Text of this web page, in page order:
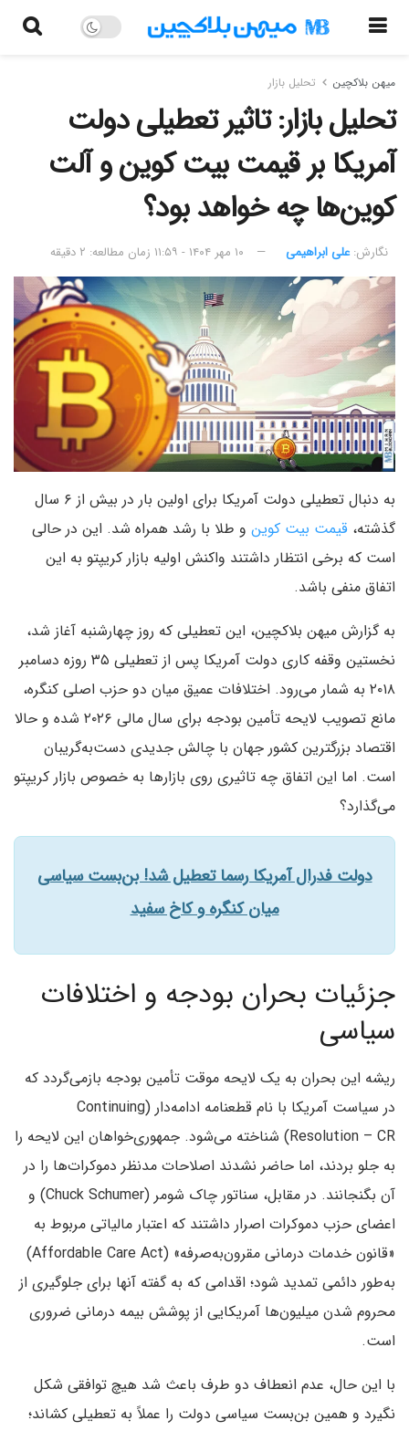
میهن بلاکچین تحلیل بازار
تحلیل بازار: تاثیر تعطیلی دولت
آمریکا بر قیمت بیت کوین و آلت
کوین‌ها چه خواهد بود؟
نگارش:‌ علی ابراهیمی ۱۰ مهر ۱۴۰۴ - ۱۱:۵۹ زمان مطالعه: ۲ دقیقه
به دنبال تعطیلی دولت آمریکا برای اولین بار در بیش از ۶ سال
گذشته، قیمت بیت کوین و طلا با رشد همراه شد. این در حالی
است که برخی انتظار داشتند واکنش اولیه بازار کریپتو به این
اتفاق منفی باشد.
به گزارش میهن بلاکچین، این تعطیلی که روز چهارشنبه آغاز شد،
نخستین وقفه کاری دولت آمریکا پس از تعطیلی ۳۵ روزه دسامبر
۲۰۱۸ به شمار می‌رود. اختلافات عمیق میان دو حزب اصلی کنگره،
مانع تصویب لایحه تأمین بودجه برای سال مالی ۲۰۲۶ شده و حالا
اقتصاد بزرگترین کشور جهان با چالش جدیدی دست‌به‌گریبان
است. اما این اتفاق چه تاثیری روی بازارها به خصوص بازار کریپتو
می‌گذارد؟
دولت فدرال آمریکا رسما تعطیل شد! بن‌بست سیاسی
میان کنگره و کاخ سفید
جزئیات بحران بودجه و اختلافات
سیاسی
ریشه این بحران به یک لایحه موقت تأمین بودجه بازمی‌گردد که
در سیاست آمریکا با نام قطعنامه ادامه‌دار (Continuing
Resolution – CR) شناخته می‌شود. جمهوری‌خواهان این لایحه را
به جلو بردند، اما حاضر نشدند اصلاحات مدنظر دموکرات‌ها را در
آن بگنجانند. در مقابل، سناتور چاک شومر (Chuck Schumer) و
اعضای حزب دموکرات اصرار داشتند که اعتبار مالیاتی مربوط به
«قانون خدمات درمانی مقرون‌به‌صرفه» (Affordable Care Act)
به‌طور دائمی تمدید شود؛ اقدامی که به گفته آنها برای جلوگیری از
محروم شدن میلیون‌ها آمریکایی از پوشش بیمه درمانی ضروری
است.
با این حال، عدم انعطاف دو طرف باعث شد هیچ توافقی شکل
نگیرد و همین بن‌بست سیاسی دولت را عملاً به تعطیلی کشاند؛